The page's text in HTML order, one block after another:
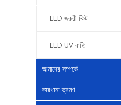
LED জরুরী কিট
LED UV বাতি
আমাদের সম্পর্কে
কারখানা ভ্রমণ